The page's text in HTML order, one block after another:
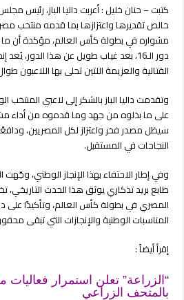
كتبت – حنان خليل : أعربت داليا الباز، رئيس
خالص تقديرها واعتزازها بما قدمه منتخب
مشواره في بطولة كأس العالم، مؤكدة أن
دور الـ16، بعد غياب طويل عن هذا الدور،
القتالية والعزيمة اللتين تحلى بها اللاعبون
وتقدمت داليا الباز بالشكر إلى لاعبي المنتخب
على ما بذلوه من جهد وما قدموه من أداء
سيظل مصدر فخر واعتزاز لكل المصريين،
النجاحات في المستقبل.
وفي إطار الاحتفاء بهذا الإنجاز الوطني، وجّهت
طابع بريد تذكاري يوثق هذا الحدث التاريخي،
المصري في بطولة كأس العالم، وتأكيدًا على
المناسبات الوطنية والإنجازات التي تبقى
إقرأ أيضاً :
“الزراعة” تعلن استمرار فعاليات
بالمتحف الزراعي